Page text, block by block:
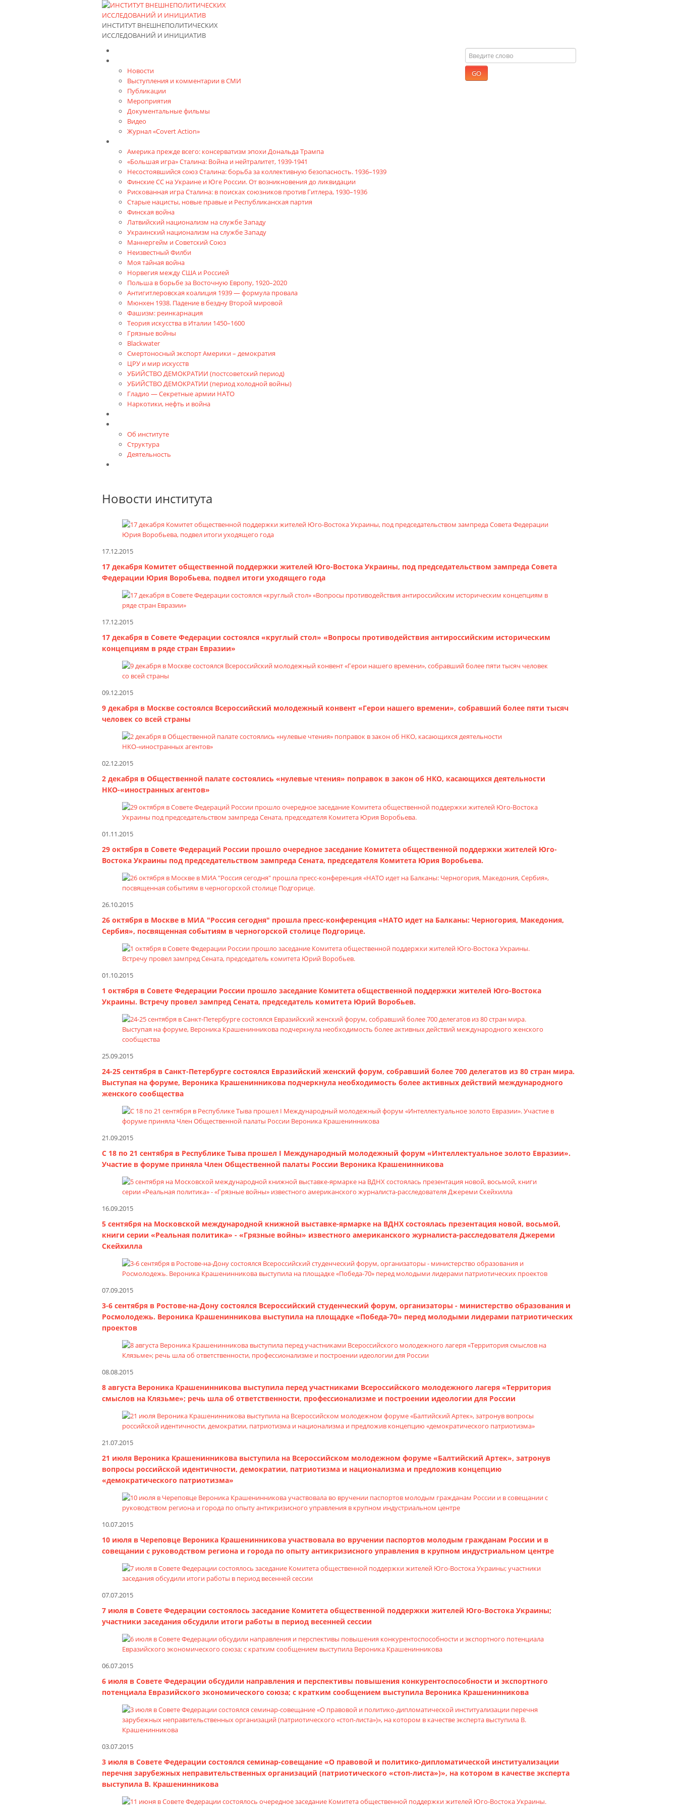
ИНСТИТУТ ВНЕШНЕПОЛИТИЧЕСКИХ
ИССЛЕДОВАНИЙ И ИНИЦИАТИВ
Новости
Выступления и коммента­рии в СМИ
Публикации
Мероприятия
Документальные фильмы
Видео
Журнал «Covert Action»
Америка прежде всего: консерватизм эпохи Дональда Трампа
«Большая игра» Сталина: Война и нейтралитет, 1939-1941
Несостоявшийся союз Сталина: борьба за коллективную безопасность. 1936–1939
Финские СС на Украине и Юге России. От возникновения до ликвидации
Рискованная игра Сталина: в поисках союзников против Гитлера, 1930–1936
Старые нацисты, новые правые и Республиканская партия
Финская война
Латвийский национализм на службе Западу
Украинский национализм на службе Западу
Маннергейм и Советский Союз
Неизвестный Филби
Моя тайная война
Норвегия между США и Россией
Польша в борьбе за Восточную Европу, 1920–2020
Антигитлеровская коалиция 1939 — формула провала
Мюнхен 1938. Падение в бездну Второй мировой
Фашизм: реинкарнация
Теория искусства в Италии 1450–1600
Грязные войны
Blackwater
Смертоносный экспорт Америки – демократия
ЦРУ и мир искусств
УБИЙСТВО ДЕМОКРАТИИ (постсоветский период)
УБИЙСТВО ДЕМОКРАТИИ (период холодной войны)
Гладио — Секретные армии НАТО
Наркотики, нефть и война
Об институте
Структура
Деятельность
Новости института
17.12.2015
17 декабря Комитет общественной поддержки жителей Юго-Востока Украины, под председательством зампреда Совета
Федерации Юрия Воробьева, подвел итоги уходящего года
17.12.2015
17 декабря в Совете Федерации состоялся «круглый стол» «Вопросы противодействия антироссийским историческим
концепциям в ряде стран Евразии»
09.12.2015
9 декабря в Москве состоялся Всероссийский молодежный конвент «Герои нашего времени», собравший более пяти тысяч
человек со всей страны
02.12.2015
2 декабря в Общественной палате состоялись «нулевые чтения» поправок в закон об НКО, касающихся деятельности
НКО-«иностранных агентов»
01.11.2015
29 октября в Совете Федераций России прошло очередное заседание Комитета общественной поддержки жителей Юго-
Востока Украины под председательством зампреда Сената, председателя Комитета Юрия Воробьева.
26.10.2015
26 октября в Москве в МИА "Россия сегодня" прошла пресс-конференция «НАТО идет на Балканы: Черногория, Македония,
Сербия», посвященная событиям в черногорской столице Подгорице.
01.10.2015
1 октября в Совете Федерации России прошло заседание Комитета общественной поддержки жителей Юго-Востока
Украины. Встречу провел зампред Сената, председатель комитета Юрий Воробьев.
25.09.2015
24-25 сентября в Санкт-Петербурге состоялся Евразийский женский форум, собравший более 700 делегатов из 80 стран мира.
Выступая на форуме, Вероника Крашенинникова подчеркнула необходимость более активных действий международного
женского сообщества
21.09.2015
C 18 по 21 сентября в Республике Тыва прошел I Международный молодежный форум «Интеллектуальное золото Евразии».
Участие в форуме приняла Член Общественной палаты России Вероника Крашенинникова
16.09.2015
5 сентября на Московской международной книжной выставке-ярмарке на ВДНХ состоялась презентация новой, восьмой,
книги серии «Реальная политика» - «Грязные войны» известного американского журналиста-расследователя Джереми
Скейхилла
07.09.2015
3-6 сентября в Ростове-на-Дону состоялся Всероссийский студенческий форум, организаторы - министерство образования и
Росмолодежь. Вероника Крашенинникова выступила на площадке «Победа-70» перед молодыми лидерами патриотических
проектов
08.08.2015
8 августа Вероника Крашенинникова выступила перед участниками Всероссийского молодежного лагеря «Территория
смыслов на Клязьме»; речь шла об ответственности, профессионализме и построении идеологии для России
21.07.2015
21 июля Вероника Крашенинникова выступила на Всероссийском молодежном форуме «Балтийский Артек», затронув
вопросы российской идентичности, демократии, патриотизма и национализма и предложив концепцию
«демократического патриотизма»
10.07.2015
10 июля в Череповце Вероника Крашенинникова участвовала во вручении паспортов молодым гражданам России и в
совещании с руководством региона и города по опыту антикризисного управления в крупном индустриальном центре
07.07.2015
7 июля в Совете Федерации состоялось заседание Комитета общественной поддержки жителей Юго-Востока Украины;
участники заседания обсудили итоги работы в период весенней сессии
06.07.2015
6 июля в Совете Федерации обсудили направления и перспективы повышения конкурентоспособности и экспортного
потенциала Евразийского экономического союза; с кратким сообщением выступила Вероника Крашенинникова
03.07.2015
3 июля в Совете Федерации состоялся семинар-совещание «О правовой и политико-дипломатической институализации
перечня зарубежных неправительственных организаций (патриотического «стоп-листа»)», на котором в качестве эксперта
выступила В. Крашенинникова